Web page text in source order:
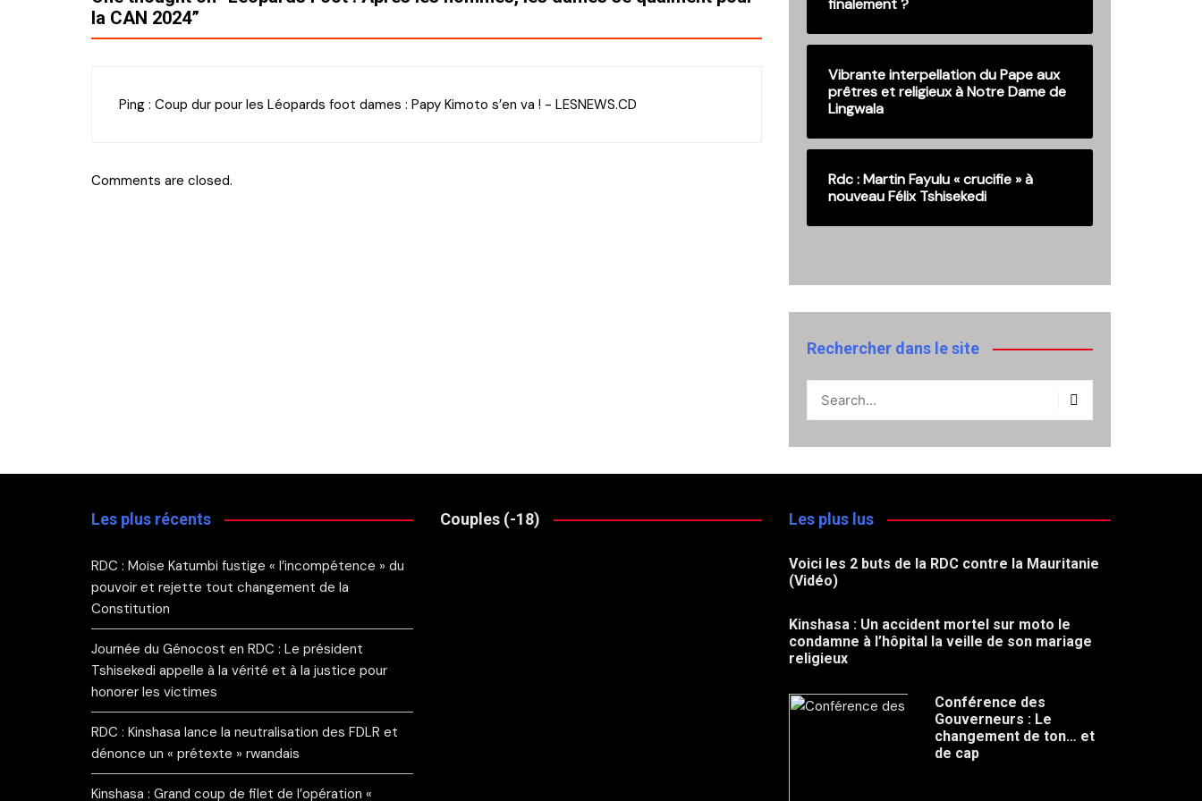
la CAN 2024”
Ping : Coup dur pour les Léopards foot dames : Papy Kimoto s’en va ! - LESNEWS.CD
Comments are closed.
finalement ?
Vibrante interpellation du Pape aux
prêtres et religieux à Notre Dame de
Lingwala
Rdc : Martin Fayulu « crucifie » à
nouveau Félix Tshisekedi
Rechercher dans le site
Les plus récents
RDC : Moïse Katumbi fustige « l’incompétence » du
pouvoir et rejette tout changement de la
Constitution
Journée du Génocost en RDC : Le président
Tshisekedi appelle à la vérité et à la justice pour
honorer les victimes
RDC : Kinshasa lance la neutralisation des FDLR et
dénonce un « prétexte » rwandais
Kinshasa : Grand coup de filet de l’opération «
Couples (-18) Les plus lus
Voici les 2 buts de la RDC contre la Mauritanie
(Vidéo)
Kinshasa : Un accident mortel sur moto le
condamne à l’hôpital la veille de son mariage
religieux
Conférence des
Gouverneurs : Le
changement de ton… et
de cap